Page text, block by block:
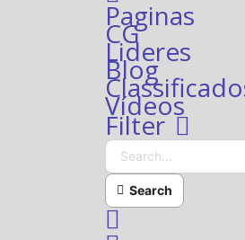
Paginas
CG
Lideres
Blog
Vídeos
Filter
Search
x